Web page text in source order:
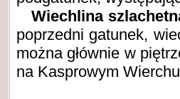
Wiechlina
poprzedni gatunek,
można głównie w
na Kasprowym